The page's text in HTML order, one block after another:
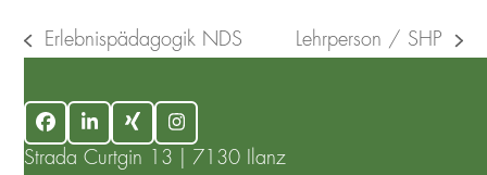
previous
Erlebnispädagogik NDS
next
Lehrperson / SHP
FacebookLinkedInXing
Instagram
Strada Curtgin 13 | 7130 Ilanz